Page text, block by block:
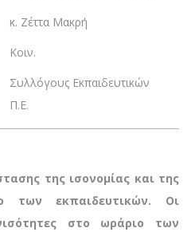
κ. Ζέττα Μακρή
Κοιν.
Συλλόγους Εκπαιδευτικών
Π.Ε.
της ισονομίας και της
των εκπαιδευτικών. Οι
στο ωράριο των